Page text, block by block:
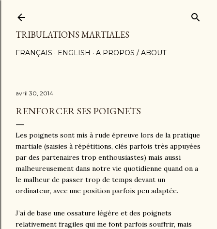
TRIBULATIONS MARTIALES
FRANÇAIS ENGLISH A PROPOS / ABOUT
avril 30, 2014
RENFORCER SES POIGNETS
Les poignets sont mis à rude épreuve lors de la pratique
martiale (saisies à répétitions, clés parfois très appuyées
par des partenaires trop enthousiastes) mais aussi
malheureusement dans notre vie quotidienne quand on a
le malheur de passer trop de temps devant un
ordinateur, avec une position parfois peu adaptée.
J’ai de base une ossature légère et des poignets
relativement fragiles qui me font parfois souffrir, mais